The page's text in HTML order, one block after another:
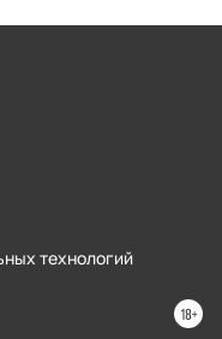
технологий